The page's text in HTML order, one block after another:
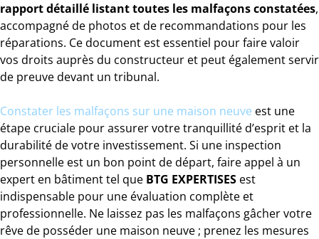
rapport détaillé listant toutes les malfaçons constatées,
accompagné de photos et de recommandations pour les
réparations. Ce document est essentiel pour faire valoir
vos droits auprès du constructeur et peut également servir
de preuve devant un tribunal.
Constater les malfaçons sur une maison neuve est une
étape cruciale pour assurer votre tranquillité d’esprit et la
durabilité de votre investissement. Si une inspection
personnelle est un bon point de départ, faire appel à un
expert en bâtiment tel que BTG EXPERTISES est
indispensable pour une évaluation complète et
professionnelle. Ne laissez pas les malfaçons gâcher votre
rêve de posséder une maison neuve ; prenez les mesures